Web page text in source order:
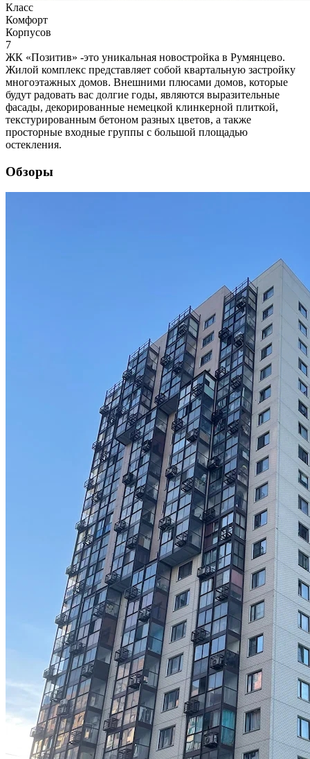
Класс
Комфорт
Корпусов
7
ЖК «Позитив» -это уникальная новостройка в Румянцево.
Жилой комплекс представляет собой квартальную застройку
многоэтажных домов. Внешними плюсами домов, которые
будут радовать вас долгие годы, являются выразительные
фасады, декорированные немецкой клинкерной плиткой,
текстурированным бетоном разных цветов, а также
просторные входные группы с большой площадью
остекления.
Обзоры